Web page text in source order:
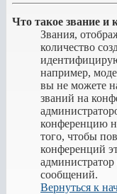
Что такое звание и
Звания,
количество
например,
вы не можете
званий на
конференцию
того, чтобы
конференций
администратор
сообщений.
Вернуться к